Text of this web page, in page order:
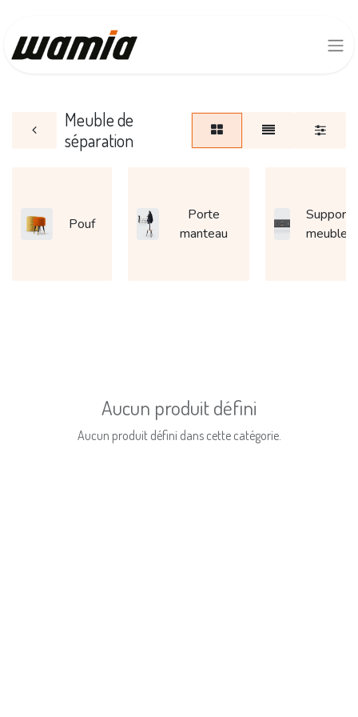
Meuble de
séparation
Pouf
Porte
manteau
Support
meuble
Aucun produit défini
Aucun produit défini dans cette catégorie.